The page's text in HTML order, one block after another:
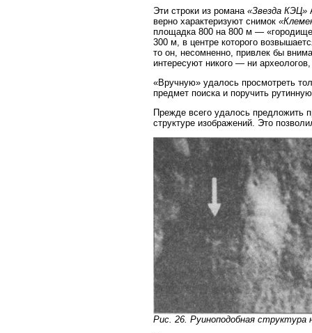
Эти строки из романа «Звезда КЭЦ»
верно характеризуют снимок
площадка 800 на 800 м —
300 м, в центре которого
то он, несомненно, привлек бы
интересуют никого — ни археологов,
«Вручную» удалось просмотреть
предмет поиска и поручить
Прежде всего удалось предложить
структуре изображений. Это
Рис. 26. Руиноподобная структура